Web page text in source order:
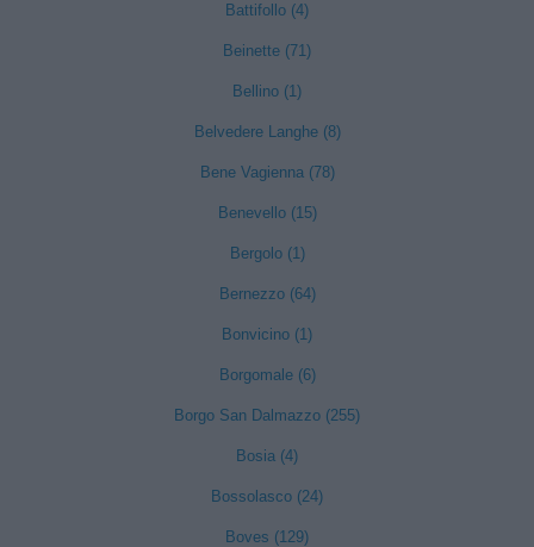
Battifollo (4)
Beinette (71)
Bellino (1)
Belvedere Langhe (8)
Bene Vagienna (78)
Benevello (15)
Bergolo (1)
Bernezzo (64)
Bonvicino (1)
Borgomale (6)
Borgo San Dalmazzo (255)
Bosia (4)
Bossolasco (24)
Boves (129)